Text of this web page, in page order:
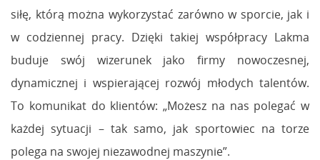
siłę, którą można wykorzystać zarówno w sporcie, jak i
w codziennej pracy. Dzięki takiej współpracy Lakma
buduje swój wizerunek jako firmy nowoczesnej,
dynamicznej i wspierającej rozwój młodych talentów.
To komunikat do klientów: „Możesz na nas polegać w
każdej sytuacji – tak samo, jak sportowiec na torze
polega na swojej niezawodnej maszynie”.